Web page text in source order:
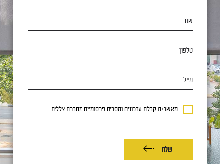
מאשר/ת קבלת עדכונים ומסרים פרסומיים מחברת צללית
שלח